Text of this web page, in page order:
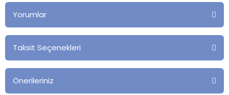
Yorumlar
Taksit Seçenekleri
Önerileriniz